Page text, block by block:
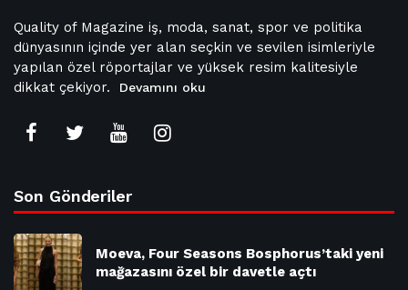
Quality of Magazine iş, moda, sanat, spor ve politika
dünyasının içinde yer alan seçkin ve sevilen isimleriyle
yapılan özel röportajlar ve yüksek resim kalitesiyle
dikkat çekiyor.
Devamını oku
Son Gönderiler
Moeva, Four Seasons Bosphorus’taki yeni
mağazasını özel bir davetle açtı